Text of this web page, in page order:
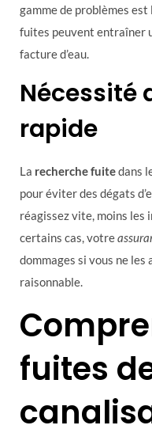
gamme de problèmes est
fuites peuvent entraîner
facture d’eau.
Nécessité
rapide
La recherche fuitedans
pour éviter des dégats
réagissez vite, moins les
certains cas, votre
dommages si vous ne les
raisonnable.
fuites